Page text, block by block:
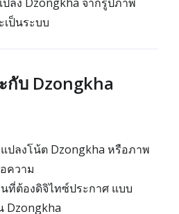
เป็นระบบ
กับ Dzongkha
ปลงโน้ต Dzongkha หรือภาพ
ความ
ที่ต้องดิจิไทซ์ประกาศ แบบ
Dzongkha